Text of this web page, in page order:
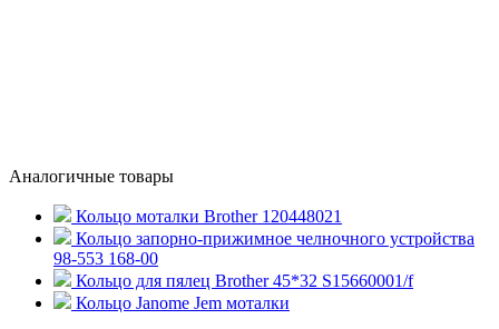
Аналогичные товары
Кольцо моталки Brother 120448021
Кольцо запорно-прижимное челночного устройства
98-553 168-00
Кольцо для пялец Brother 45*32 S15660001/f
Кольцо Janome Jem моталки